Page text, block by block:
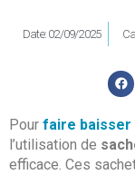
Date: 02/09/2025
Pour faire baisser
l’utilisation de
efficace. Ces